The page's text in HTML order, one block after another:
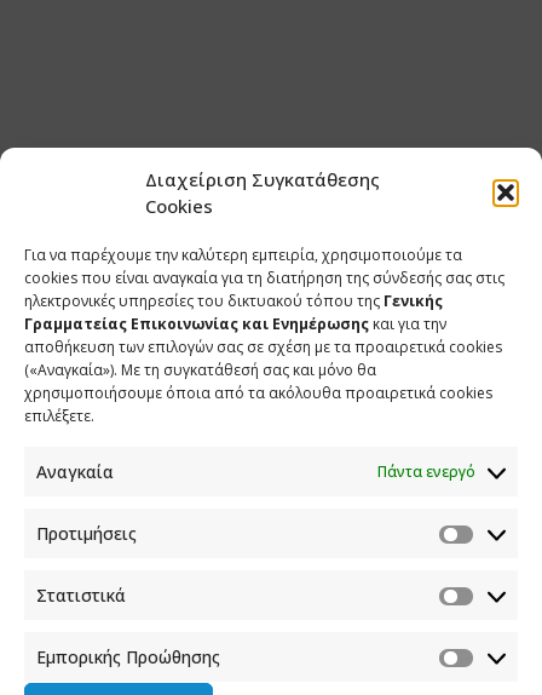
Διαχείριση Συγκατάθεσης
Cookies
Για να παρέχουμε την καλύτερη εμπειρία, χρησιμοποιούμε τα
cookies που είναι αναγκαία για τη διατήρηση της σύνδεσής σας στις
ηλεκτρονικές υπηρεσίες του δικτυακού τόπου της Γενικής
Γραμματείας Επικοινωνίας και Ενημέρωσης και για την
αποθήκευση των επιλογών σας σε σχέση με τα προαιρετικά cookies
(«Αναγκαία»). Με τη συγκατάθεσή σας και μόνο θα
χρησιμοποιήσουμε όποια από τα ακόλουθα προαιρετικά cookies
επιλέξετε.
Αναγκαία Πάντα ενεργό
Προτιμήσεις
Στατιστικά
Εμπορικής Προώθησης